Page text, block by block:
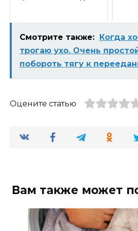
Смотрите также: Когда
трогаю ухо. Очень
побороть тягу к
Оцените статью
Вам также может